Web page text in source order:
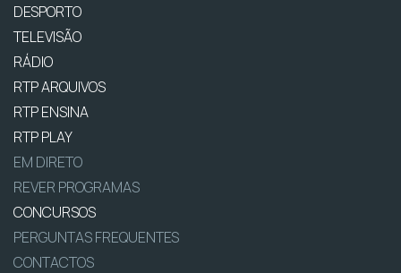
DESPORTO
TELEVISÃO
RÁDIO
RTP ARQUIVOS
RTP ENSINA
RTP PLAY
EM DIRETO
REVER PROGRAMAS
CONCURSOS
PERGUNTAS FREQUENTES
CONTACTOS